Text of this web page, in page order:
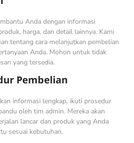
Anda dengan informasi
harga, dan detail lainnya. Kami
tentang cara melanjutkan pembelian
Anda. Mohon untuk tidak
yang tersedia.
Pembelian
informasi lengkap, ikuti prosedur
oleh tim admin. Mereka akan
lancar dan produk yang Anda
sesuai kebutuhan.